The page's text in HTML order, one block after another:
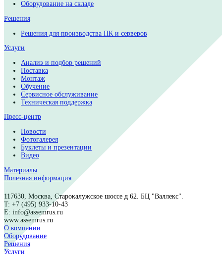
Инспекционное оборудование
Вспомогательное оборудование
Разделители групповых заготовок ПП
Системы хранения компонентов
Испытательное оборудование
Б/У оборудование
Оборудование на складе
Решения
Решения для производства ПК и серверов
Услуги
Анализ и подбор решений
Поставка
Обучение
Сервисное обслуживание
Техническая поддержка
Пресс-центр
Новости
Фотогалерея
Буклеты и презентации